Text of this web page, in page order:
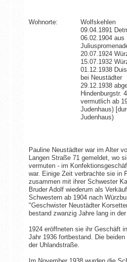
Wohnorte:
Wolfskehlen
09.04.1891
06.02.1904 aus
20.07.1924
15.07.1932
01.12.1938
bei Neustädter
29.12.1938
Hindenburgstr. 4
vermutlich ab
Judenhaus)
Judenhaus)
Pauline Neustädter war im Alter
Langen Straße 71 gemeldet, wo
vermuten - im
war. Einige Zeit verbrachte sie in
zusammen mit ihrer Schwester
Bruder Adolf wiederum als
Schwestern ab 1904 nach
"Geschwister Neustädter
bestand zwanzig Jahre lang in
1924 eröffneten sie ihr Geschäft
Jahr 1936 fortbestand. Die
der Uhlandstraße.